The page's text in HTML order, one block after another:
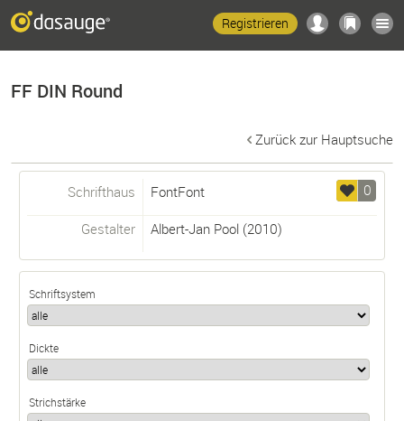
Registrieren
FF DIN Round
Zurück zur Hauptsuche
0
Schrifthaus FontFont
Gestalter Albert-Jan Pool(2010)
Schriftsystem
Dickte
Strichstärke